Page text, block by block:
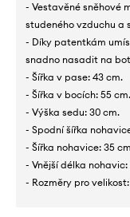
- Vestavěné sněhové
studeného vzduchu a
- Díky patentkám
snadno nasadit na
- Šířka v pase: 43 cm.
- Šířka v bocích: 55 cm.
- Výška sedu: 30 cm.
- Spodní šířka
- Šířka nohavice: 35
- Vnější délka nohavic:
- Rozměry pro